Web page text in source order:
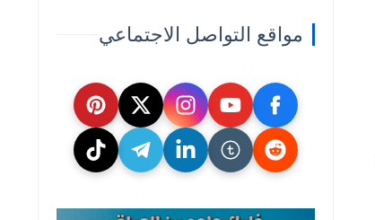
مواقع التواصل الاجتماعي